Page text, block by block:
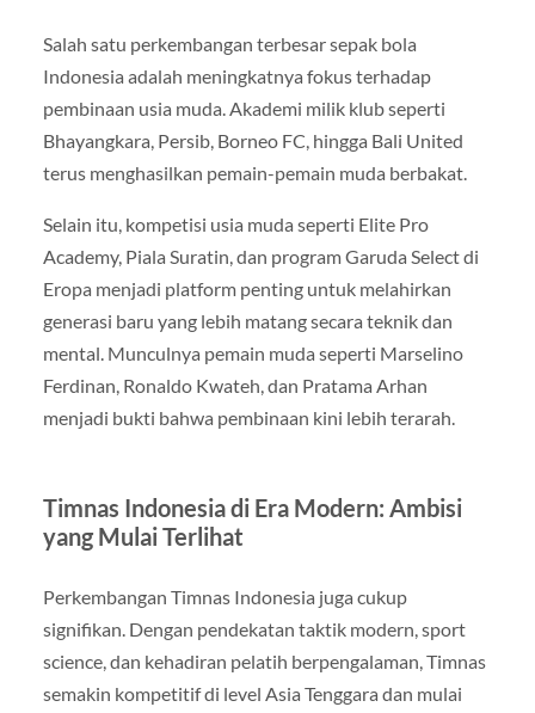
Salah satu perkembangan terbesar sepak bola
Indonesia adalah meningkatnya fokus terhadap
pembinaan usia muda. Akademi milik klub seperti
Bhayangkara, Persib, Borneo FC, hingga Bali United
terus menghasilkan pemain-pemain muda berbakat.
Selain itu, kompetisi usia muda seperti Elite Pro
Academy, Piala Suratin, dan program Garuda Select di
Eropa menjadi platform penting untuk melahirkan
generasi baru yang lebih matang secara teknik dan
mental. Munculnya pemain muda seperti Marselino
Ferdinan, Ronaldo Kwateh, dan Pratama Arhan
menjadi bukti bahwa pembinaan kini lebih terarah.
Timnas Indonesia di Era Modern: Ambisi
yang Mulai Terlihat
Perkembangan Timnas Indonesia juga cukup
signifikan. Dengan pendekatan taktik modern, sport
science, dan kehadiran pelatih berpengalaman, Timnas
semakin kompetitif di level Asia Tenggara dan mulai